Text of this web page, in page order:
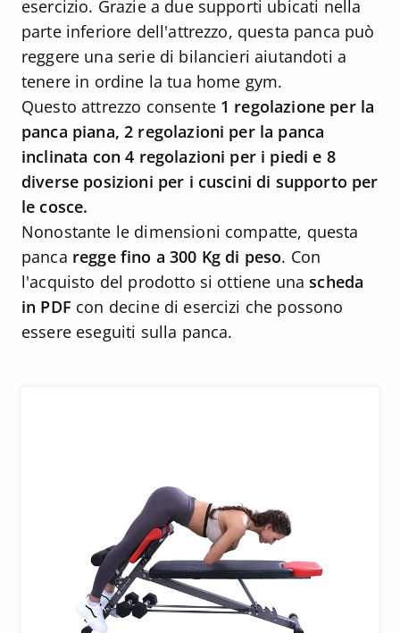
esercizio. Grazie a due supporti ubicati nella
parte inferiore dell'attrezzo, questa panca può
reggere una serie di bilancieri aiutandoti a
tenere in ordine la tua home gym.
Questo attrezzo consente 1 regolazione per la
panca piana, 2 regolazioni per la panca
inclinata con 4 regolazioni per i piedi e 8
diverse posizioni per i cuscini di supporto per
le cosce.
Nonostante le dimensioni compatte, questa
panca regge fino a 300 Kg di peso. Con
l'acquisto del prodotto si ottiene unascheda
in PDF con decine di esercizi che possono
essere eseguiti sulla panca.